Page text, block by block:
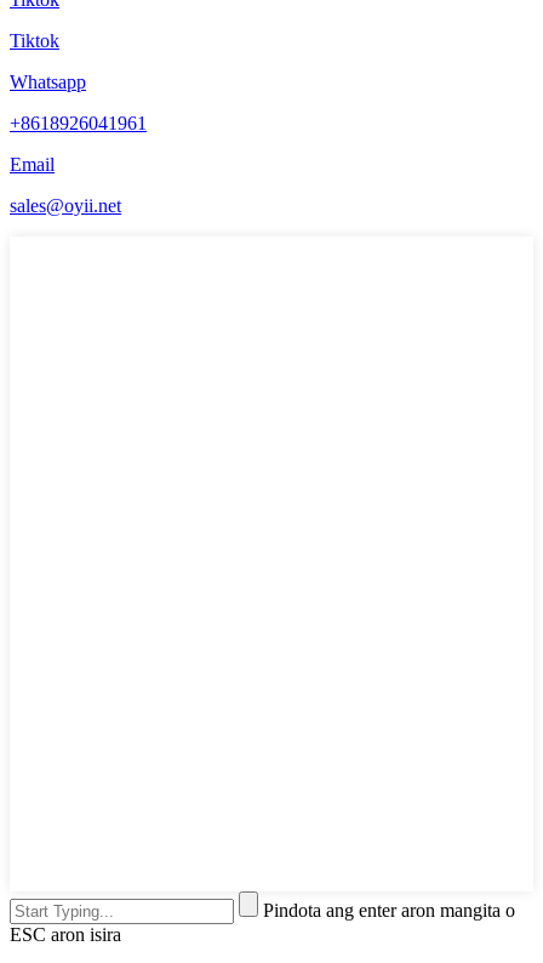
Tiktok
Whatsapp
+8618926041961
Email
sales@oyii.net
Pindota ang enter aron mangita o
ESC aron isira